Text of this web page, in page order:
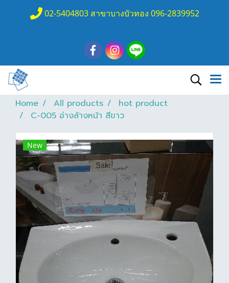
02-5404803 สาขาบางบัวทอง 096-2839952
Home All products
hot product
C-005 อ่างล้างหน้า สีขาว
New